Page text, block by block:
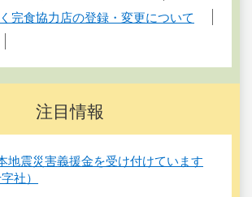
完食協力店の登録・変更について
注目情報
地震災害義援金を受け付けています
社）